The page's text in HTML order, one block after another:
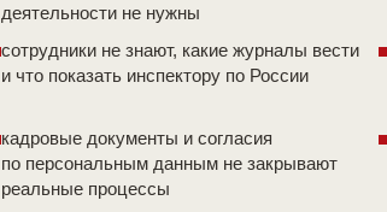
деятельности не нужны
сотрудники не знают, какие журналы вести
и что показать инспектору по России
кадровые документы и согласия
по персональным данным не закрывают
реальные процессы